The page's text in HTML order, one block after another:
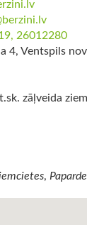
26012280
4, Ventspils
zāļveida
,